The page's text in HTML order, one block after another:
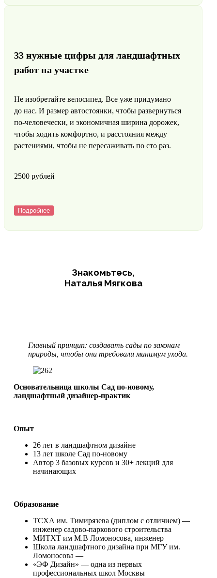
33 нужные цифры для ландшафтных
работ на участке
Не изобретайте велосипед. Все уже придумано
до нас. И размер автостоянки, чтобы развернуться
по-человечески, и экономичная ширина дорожек,
чтобы ходить комфортно, и расстояния между
растениями, чтобы не пересаживать по сто раз.
2500 pyблей
Подробнее
Знакомьтесь,
Наталья Мягкова
Главный принцип: создавать сады по законам
природы, чтобы они требовали минимум ухода.
Основательница школы Сад по-новому,
ландшафтный дизайнер-практик
Опыт
26 лет в ландшафтном дизайне
13 лет школе Сад по-новому
Автор 3 базовых курсов и 30+ лекций для
начинающих
Образование
ТСХА им. Тимирязева (диплом с отличием) —
инженер садово-паркового строительства
МИТХТ им М.В Ломоносова, инженер
Школа ландшафтного дизайна при МГУ им.
Ломоносова —
«ЭФ Дизайн» — одна из первых
профессиональных школ Москвы